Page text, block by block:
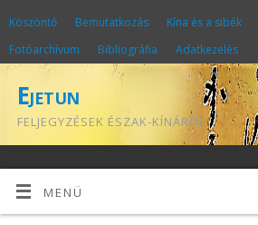
Köszöntő Bemutatkozás Kína és a sibék
Fotóarchívum
Bibliográfia Adatkezelés
Ejetun
FELJEGYZÉSEK ÉSZAK-KÍNÁRÓL
MENÜ